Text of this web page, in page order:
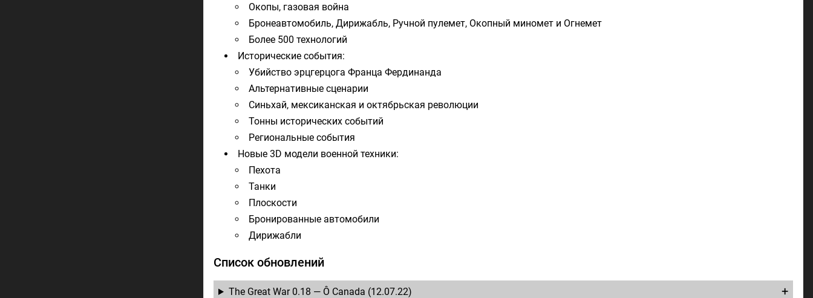
Окопы, газовая война
Бронеавтомобиль, Дирижабль, Ручной пулемет, Окопный миномет и Огнемет
Более 500 технологий
Исторические события:
Убийство эрцгерцога Франца Фердинанда
Альтернативные сценарии
Синьхай, мексиканская и октябрьская революции
Тонны исторических событий
Региональные события
Новые 3D модели военной техники:
Пехота
Танки
Плоскости
Бронированные автомобили
Дирижабли
Список обновлений
The Great War 0.18 — Ô Canada (12.07.22)